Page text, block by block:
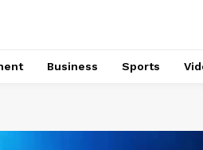
Business Sports